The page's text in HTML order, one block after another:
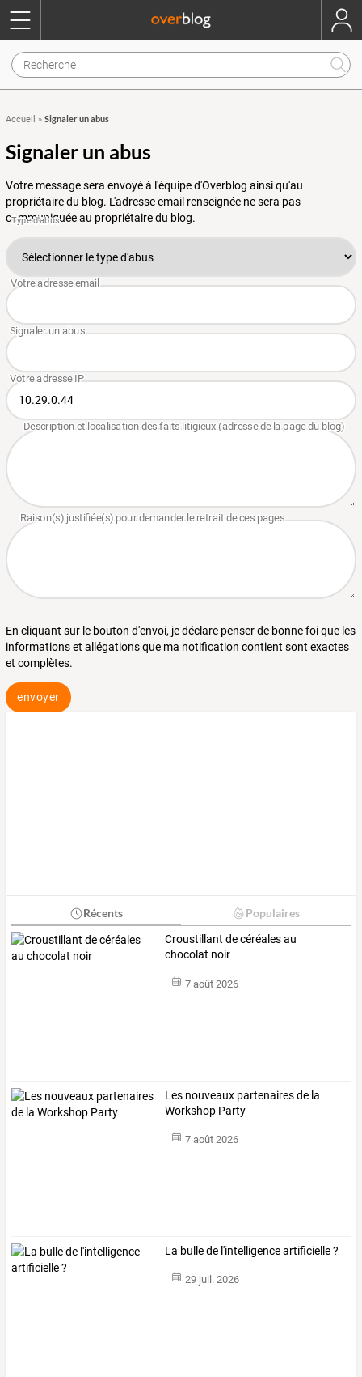
Accueil » Signaler un abus
Signaler un abus
Votre message sera envoyé à l'équipe d'Overblog ainsi qu'au
propriétaire du blog. L'adresse email renseignée ne sera pas
communiquée au propriétaire du blog.
En cliquant sur le bouton d'envoi, je déclare penser de bonne foi que les
informations et allégations que ma notification contient sont exactes
et complètes.
envoyer
Récents Populaires
Croustillant de céréales au
chocolat noir
7 août 2026
Les nouveaux partenaires de la
Workshop Party
7 août 2026
La bulle de l'intelligence artificielle ?
29 juil. 2026